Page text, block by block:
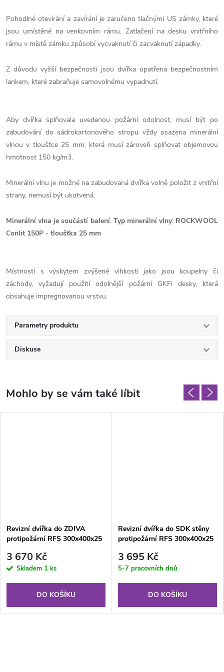
Pohodlné otevírání a zavírání je zaručeno tlačnými US zámky, které
jsou umístěné na venkovním rámu. Zatlačení na desku vnitřního
rámu v místě zámku způsobí vycvaknutí či zacvaknutí západky.
Z důvodu vyšší bezpečnosti jsou dvířka opatřena bezpečnostním
lankem, které zabraňuje samovolnému vypadnutí.
Aby dvířka splňovala uvedenou požární odolnost, musí být po
zabudování do sádrokartonového stropu vždy osazena minerální
vlnou v tloušťce 25 mm, která musí zároveň splňovat objemovou
hmotnost 150 kg/m3.
Minerální vlnu je možné na zabudovaná dvířka volně položit z vnitřní
strany, nemusí být ukotvená.
Minerální vlna je součástí balení. Typ minerální vlny: ROCKWOOL
Conlit 150P - tloušťka 25 mm
Místnosti s výskytem zvýšené vlhkosti jako jsou koupelny či
záchody, vyžadují použití odolnější požární GKFi desky, která
obsahuje impregnovanou vrstvu.
Parametry produktu
Diskuse
Revizní dvířka do ZDIVA
protipožární RFS 300x400x25
3 670 Kč
Skladem 1 ks
DO KOŠÍKU
Revizní dvířka do SDK stěny
protipožární RFS 300x400x25
3 695 Kč
5-7 pracovních dnů
DO KOŠÍKU